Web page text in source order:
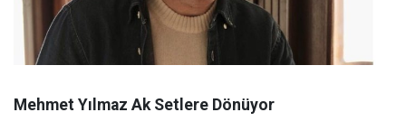
Mehmet Yılmaz Ak Setlere Dönüyor